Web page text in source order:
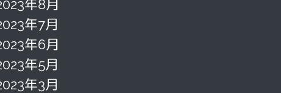
年8月
年7月
年6月
年5月
年3月